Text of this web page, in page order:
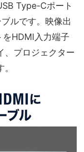
Type-Cポート
ルです。映像出
HDMI入力端子
、プロジェクター